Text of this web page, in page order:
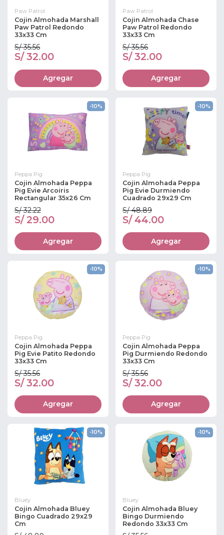
Paw Patrol
Cojin Almohada Marshall
Paw Patrol Redondo
33x33 Cm
S/ 35.56
S/ 32.00
Agregar
Paw Patrol
Cojin Almohada Chase
Paw Patrol Redondo
33x33 Cm
S/ 35.56
S/ 32.00
Agregar
-10%
Peppa Pig
Cojin Almohada Peppa
Pig Evie Arcoiris
Rectangular 35x26 Cm
S/ 32.22
S/ 29.00
Agregar
-10%
Peppa Pig
Cojin Almohada Peppa
Pig Evie Durmiendo
Cuadrado 29x29 Cm
S/ 48.89
S/ 44.00
Agregar
-10%
Peppa Pig
Cojin Almohada Peppa
Pig Evie Patito Redondo
33x33 Cm
S/ 35.56
S/ 32.00
Agregar
-10%
Peppa Pig
Cojin Almohada Peppa
Pig Durmiendo Redondo
33x33 Cm
S/ 35.56
S/ 32.00
Agregar
-10%
Bluey
Cojin Almohada Bluey
Bingo Cuadrado 29x29
Cm
-10%
Bluey
Cojin Almohada Bluey
Bingo Durmiendo
Redondo 33x33 Cm